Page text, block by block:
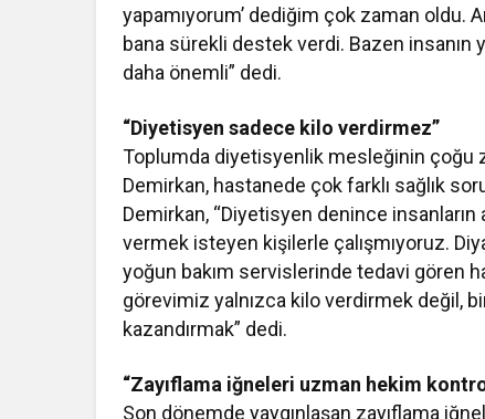
yapamıyorum’ dediğim çok zaman oldu.
bana sürekli destek verdi. Bazen insanın
daha önemli” dedi.
“Diyetisyen sadece kilo verdirmez”
Toplumda diyetisyenlik mesleğinin çoğu
Demirkan, hastanede çok farklı sağlık
Demirkan, “Diyetisyen denince
vermek isteyen kişilerle çalışmıyoruz.
yoğun bakım servislerinde tedavi gören
görevimiz yalnızca kilo verdirmek değil,
kazandırmak” dedi.
“Zayıflama iğneleri uzman hekim
Son dönemde yaygınlaşan zayıflama